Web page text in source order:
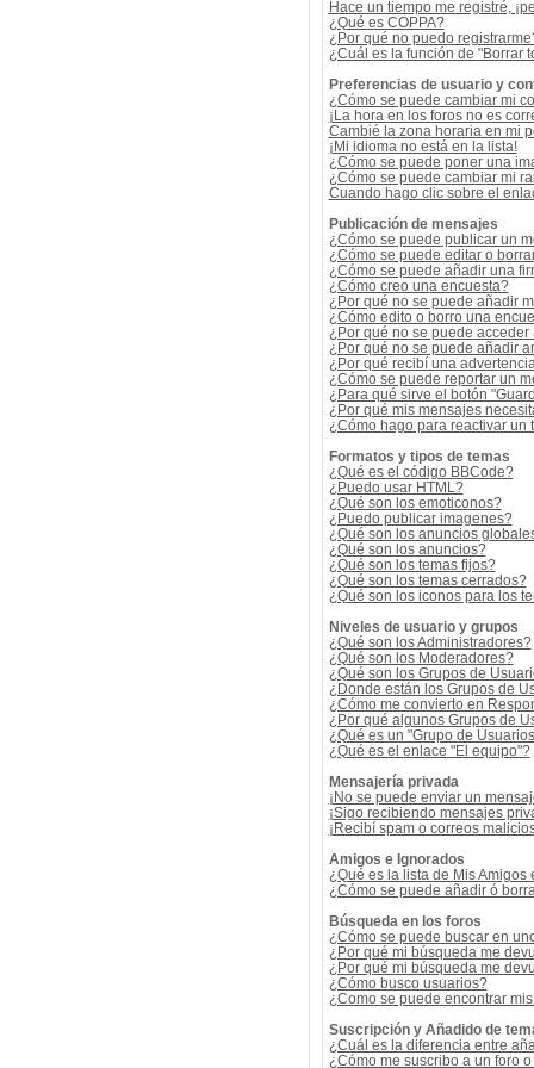
Hace un tiempo me registré,
¿Qué es COPPA?
¿Por qué no puedo
¿Cuál es la función de "Borrar
Preferencias de usuario y
¿Cómo se puede cambiar mi
¡La hora en los foros no es
Cambié la zona horaria en mi
¡Mi idioma no está en la lista!
¿Cómo se puede poner una
¿Cómo se puede cambiar mi
Cuando hago clic sobre el
Publicación de mensajes
¿Cómo se puede publicar un
¿Cómo se puede editar o
¿Cómo se puede añadir una
¿Cómo creo una encuesta?
¿Por qué no se puede añadir
¿Cómo edito o borro una
¿Por qué no se puede acceder
¿Por qué no se puede añadir
¿Por qué recibí una
¿Cómo se puede reportar un
¿Para qué sirve el botón
¿Por qué mis mensajes
¿Cómo hago para reactivar un
Formatos y tipos de temas
¿Qué es el código BBCode?
¿Puedo usar HTML?
¿Qué son los emoticonos?
¿Puedo publicar imagenes?
¿Qué son los anuncios
¿Qué son los anuncios?
¿Qué son los temas fijos?
¿Qué son los temas cerrados?
¿Qué son los iconos para los
Niveles de usuario y grupos
¿Qué son los Administradores?
¿Qué son los Moderadores?
¿Qué son los Grupos de
¿Donde están los Grupos de
¿Cómo me convierto en
¿Por qué algunos Grupos de
¿Qué es un "Grupo de
¿Qué es el enlace "El equipo"?
Mensajería privada
¡No se puede enviar un
¡Sigo recibiendo mensajes
¡Recibí spam o correos
Amigos e Ignorados
¿Qué es la lista de Mis Amigos
¿Cómo se puede añadir ó
Búsqueda en los foros
¿Cómo se puede buscar en
¿Por qué mi búsqueda me
¿Por qué mi búsqueda me
¿Cómo busco usuarios?
¿Como se puede encontrar
Suscripción y Añadido de
¿Cuál es la diferencia entre
¿Cómo me suscribo a un foro